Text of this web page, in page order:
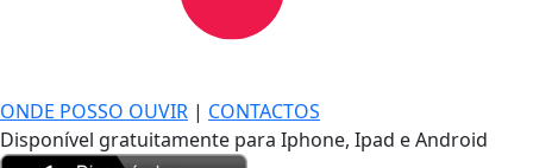
ONDE POSSO OUVIR | CONTACTOS
Disponível gratuitamente para Iphone, Ipad e Android